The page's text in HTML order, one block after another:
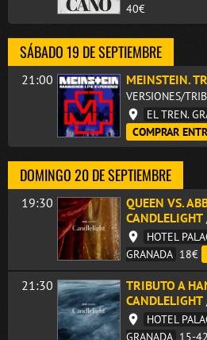
40€
SÁBADO 19 DE SEPTIEMBRE
21:00 MEINSTEIN.
VERSIONES/
EL TREN.
COMPRAR
DOMINGO 20 DE SEPTIEMBRE
19:30
QUEEN VS.
CANDLELIGHT
HOTEL
GRANADA 18€
21:30
TRIBUTO A
CANDLELIGHT
HOTEL
GRANADA 15-